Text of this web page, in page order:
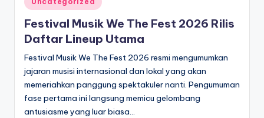
in
Festival Musik We The Fest 2026 Rilis
Daftar Lineup Utama
Festival Musik We The Fest 2026 resmi mengumumkan
jajaran musisi internasional dan lokal yang akan
memeriahkan panggung spektakuler nanti. Pengumuman
fase pertama ini langsung memicu gelombang
antusiasme yang luar biasa…